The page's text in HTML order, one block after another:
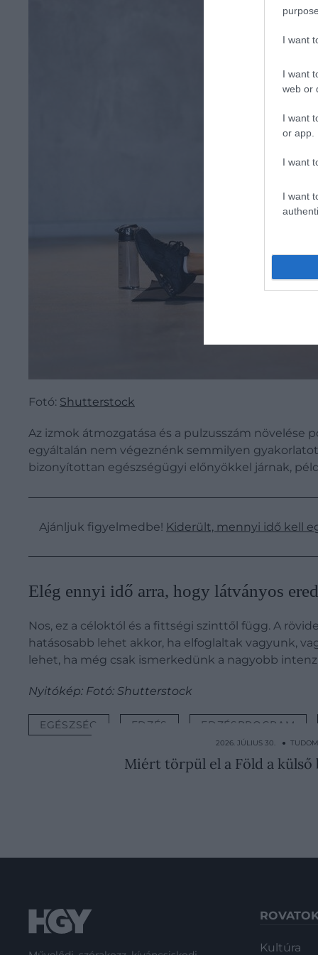
I want
I want
web or
I want
or app.
I want
I want
Fotó: Shutterstock
Az izmok átmozgatása és a pulzusszám növelése
egyáltalán nem végeznénk semmilyen
bizonyítottan egészségügyi előnyökkel járnak,
Ajánljuk figyelmedbe! Kiderült, mennyi idő kell
Elég ennyi idő arra, hogy látványos
Nos, ez a céloktól és a fittségi szinttől függ. A
hatásosabb lehet akkor, ha elfoglaltak vagyunk,
lehet, ha még csak ismerkedünk a nagyobb
Nyitókép: Fotó: Shutterstock
EGÉSZSÉG EDZÉS EDZÉSPROGRAM
2026. JÚLIUS 30. ●
Miért törpül el a Föld a
ROVATOK
Kultúra